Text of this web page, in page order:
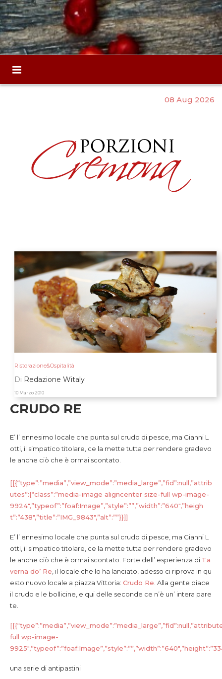
08 Aug 2026
Ristorazione&Ospitalità
Di Redazione Witaly
10 Marzo 2010
CRUDO RE
E’ l’ ennesimo locale che punta sul crudo di pesce, ma Gianni L
otti, il simpatico titolare, ce la mette tutta per rendere gradevo
le anche ciò che è ormai scontato.
[[{“type”:”media”,”view_mode”:”media_large”,”fid”:null,”attrib
utes”:{“class”:”media-image aligncenter size-full wp-image-
9924″,”typeof”:”foaf:Image”,”style”:””,”width”:”640″,”heigh
t”:”438″,”title”:”IMG_9843″,”alt”:””}}]]
E’ l’ ennesimo locale che punta sul crudo di pesce, ma Gianni L
otti, il simpatico titolare, ce la mette tutta per rendere gradevo
le anche ciò che è ormai scontato. Forte dell’ esperienza di Ta
verna do’ Re , il locale che lo ha lanciato, adesso ci riprova in qu
esto nuovo locale a piazza Vittoria: Crudo Re . Alla gente piace
il crudo e le bollicine, e qui delle seconde ce n’è un’ intera pare
te.
full wp-image-
una serie di antipastini